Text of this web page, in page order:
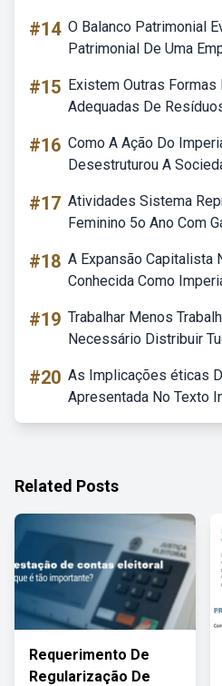
#14 O Balanco Patrimonial
Patrimonial De Uma
#15 Existem Outras
Adequadas De
#16 Como A Ação Do
Desestruturou A
#17 Atividades Sistema
Feminino 5o Ano Com
#18 A Expansão Capitalista
Conhecida Como
#19 Trabalhar Menos
Necessário Distribuir
#20 As Implicações éticas
Apresentada No Texto
Related Posts
Requerimento De
Regularização De